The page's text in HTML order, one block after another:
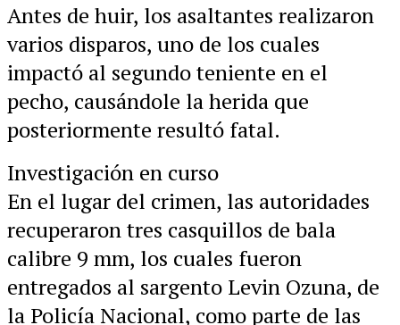
Antes de huir, los asaltantes realizaron
varios disparos, uno de los cuales
impactó al segundo teniente en el
pecho, causándole la herida que
posteriormente resultó fatal.
Investigación en curso
En el lugar del crimen, las autoridades
recuperaron tres casquillos de bala
calibre 9 mm, los cuales fueron
entregados al sargento Levin Ozuna, de
la Policía Nacional, como parte de las